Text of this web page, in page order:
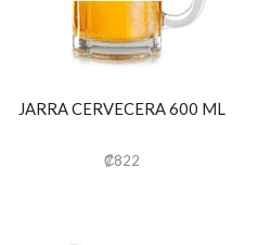
JARRA CERVECERA 600 ML
₡822